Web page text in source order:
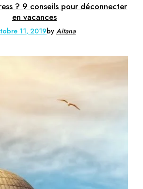
? 9 conseils pour déconnecter
en vacances
11, 2019byAitana